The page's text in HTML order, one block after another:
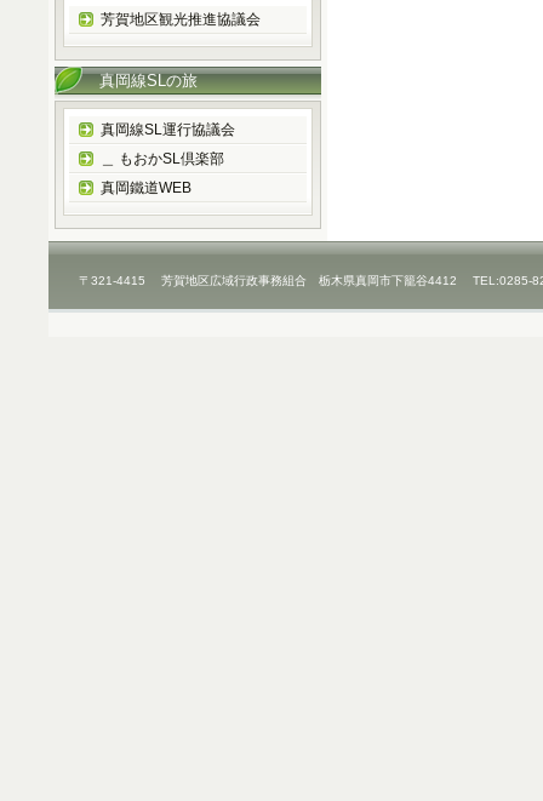
芳賀地区観光推進協議会
真岡線SLの旅
真岡線SL運行協議会
＿ もおかSL倶楽部
真岡鐵道WEB
〒321-4415 芳賀地区広域行政事務組合 栃木県真岡市下籠谷4412